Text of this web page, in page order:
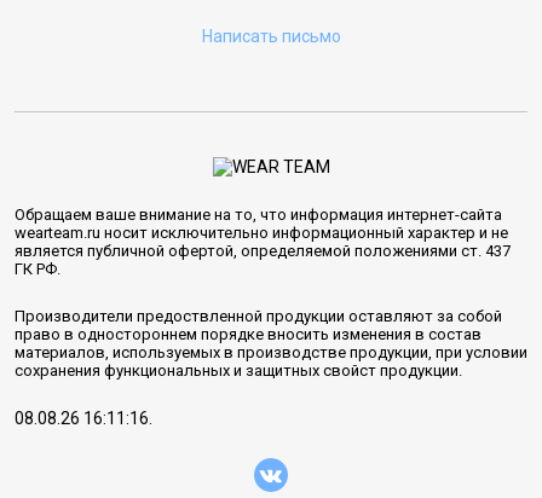
Написать письмо
Обращаем ваше внимание на то, что информация интернет-сайта
wearteam.ru носит исключительно информационный характер и не
является публичной офертой, определяемой положениями ст. 437
ГК РФ.
Производители предоствленной продукции оставляют за собой
право в одностороннем порядке вносить изменения в состав
материалов, используемых в производстве продукции, при условии
сохранения функциональных и защитных свойст продукции.
08.08.26 16:11:16.